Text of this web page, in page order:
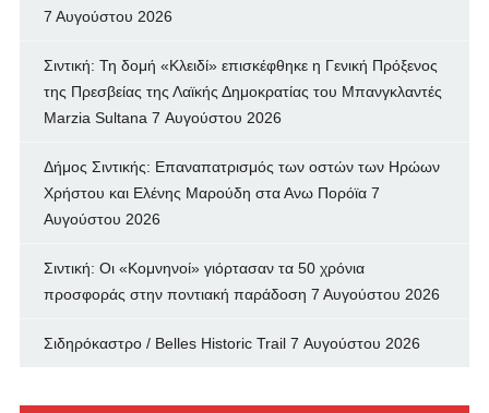
7 Αυγούστου 2026
Σιντική: Τη δομή «Κλειδί» επισκέφθηκε η Γενική Πρόξενος
της Πρεσβείας της Λαϊκής Δημοκρατίας του Μπανγκλαντές
Marzia Sultana 7 Αυγούστου 2026
Δήμος Σιντικής: Επαναπατρισμός των oστών των Ηρώων
Χρήστου και Ελένης Μαρούδη στα Ανω Πορόϊα 7
Αυγούστου 2026
Σιντική: Οι «Κομνηνοί» γιόρτασαν τα 50 χρόνια
προσφοράς στην ποντιακή παράδοση 7 Αυγούστου 2026
Σιδηρόκαστρο / Belles Historic Trail 7 Αυγούστου 2026